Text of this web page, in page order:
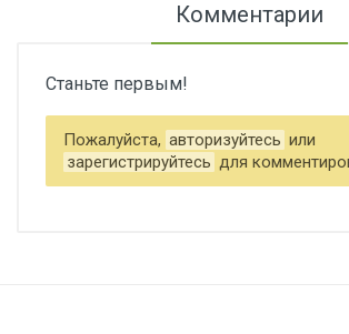
Комментарии
Станьте первым!
Пожалуйста, авторизуйтесь или
зарегистрируйтесь для